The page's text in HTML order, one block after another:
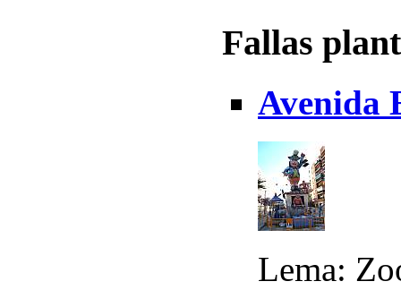
Fallas
Avenida
Lema: